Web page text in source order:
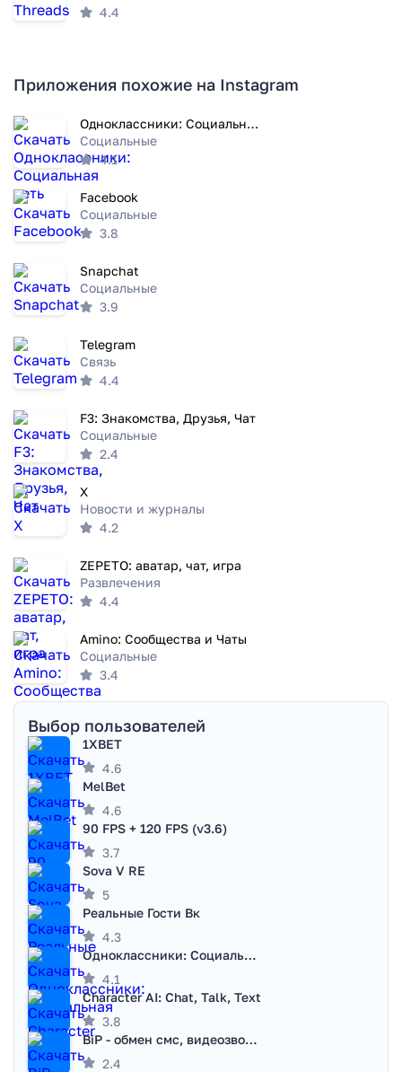
4.4
Приложения похожие на Instagram
Одноклассники: Социальная сеть
Социальные
4.1
Facebook
Социальные
3.8
Snapchat
Социальные
3.9
Telegram
Связь
4.4
F3: Знакомства, Друзья, Чат
Социальные
2.4
X
Новости и журналы
4.2
ZEPETO: аватар, чат, игра
Развлечения
4.4
Amino: Сообщества и Чаты
Социальные
3.4
Выбор пользователей
1XBET
4.6
MelBet
4.6
90 FPS + 120 FPS (v3.6)
3.7
Sova V RE
5
Реальные Гости Вк
4.3
Одноклассники: Социальная сеть
4.1
Character AI: Chat, Talk, Text
3.8
BiP - обмен смс, видеозвонками
2.4